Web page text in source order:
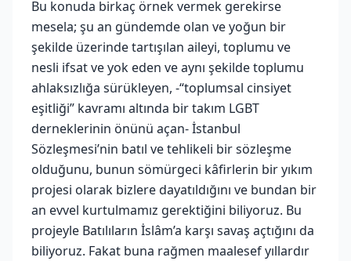
Bu konuda birkaç örnek vermek gerekirse
mesela; şu an gündemde olan ve yoğun bir
şekilde üzerinde tartışılan aileyi, toplumu ve
nesli ifsat ve yok eden ve aynı şekilde toplumu
ahlaksızlığa sürükleyen, -“toplumsal cinsiyet
eşitliği” kavramı altında bir takım LGBT
derneklerinin önünü açan- İstanbul
Sözleşmesi’nin batıl ve tehlikeli bir sözleşme
olduğunu, bunun sömürgeci kâfirlerin bir yıkım
projesi olarak bizlere dayatıldığını ve bundan bir
an evvel kurtulmamız gerektiğini biliyoruz. Bu
projeyle Batılıların İslâm’a karşı savaş açtığını da
biliyoruz. Fakat buna rağmen maalesef yıllardır